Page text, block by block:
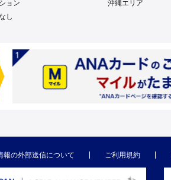
ョン
し
沖縄エリア
報の外部送信について ご利用規約